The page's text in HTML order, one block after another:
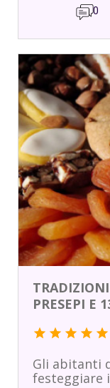
0
PRESEPI E
star star star star star
Gli abitanti
festeggiare